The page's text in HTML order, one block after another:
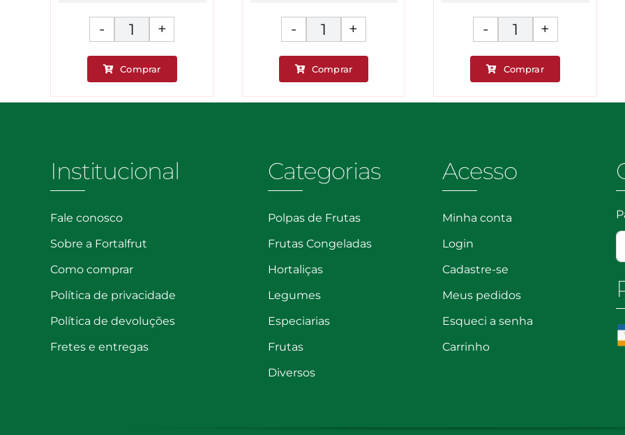
Uva
Red
Globe
quantidade
Comprar
Tempero
Segura
Marido
quantidade
Comprar
Tempero
Edu
Guedes
quantidade
Comprar
Institucional
Fale conosco
Sobre a Fortalfrut
Como comprar
Política de privacidade
Política de devoluções
Fretes e entregas
Categorias
Polpas de Frutas
Frutas Congeladas
Hortaliças
Legumes
Especiarias
Frutas
Diversos
Acesso
Minha conta
Login
Cadastre-se
Meus pedidos
Esqueci a senha
Carrinho